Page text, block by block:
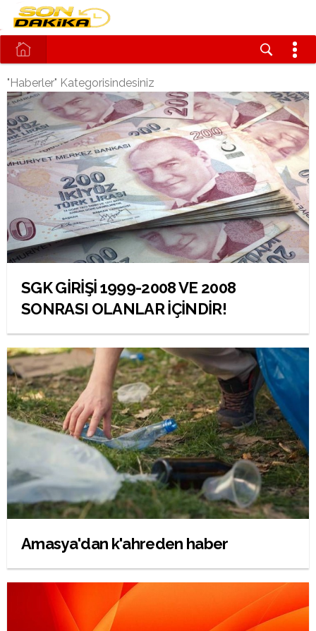
"Haberler" Kategorisindesiniz
SGK GİRİŞİ 1999-2008 VE 2008
SONRASI OLANLAR İÇİNDİR!
Amasya'dan k'ahreden haber